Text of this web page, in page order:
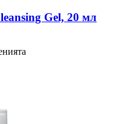
Gel, 20 мл